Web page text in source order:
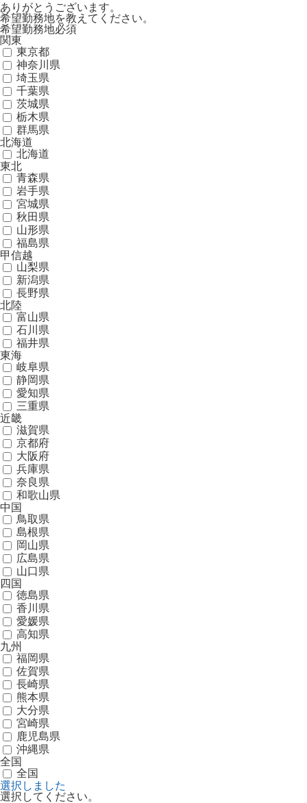
ありがとうございます。
希望勤務地を教えてください。
希望勤務地必須
関東
東京都
神奈川県
埼玉県
千葉県
茨城県
栃木県
群馬県
北海道
北海道
東北
青森県
岩手県
宮城県
秋田県
山形県
福島県
甲信越
山梨県
新潟県
長野県
北陸
富山県
石川県
福井県
東海
岐阜県
静岡県
愛知県
三重県
近畿
滋賀県
京都府
大阪府
兵庫県
奈良県
和歌山県
中国
鳥取県
島根県
岡山県
広島県
山口県
四国
徳島県
香川県
愛媛県
高知県
九州
福岡県
佐賀県
長崎県
熊本県
大分県
宮崎県
鹿児島県
沖縄県
全国
全国
選択しました
選択してください。